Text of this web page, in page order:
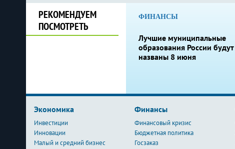
РЕКОМЕНДУЕМ
ПОСМОТРЕТЬ
ФИНАНСЫ
Лучшие муниципальные
образования России будут
названы 8 июня
Экономика
Инвестиции
Инновации
Малый и средний бизнес
Финансы
Финансовый кризис
Бюджетная политика
Госзаказ